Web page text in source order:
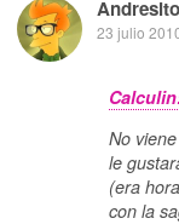
Andresito
23 julio
No
le
(era
con la